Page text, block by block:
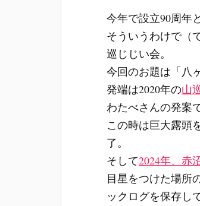
今年で設立90周年
そういうわけで（
巡じじい会。
今回のお題は「八
発端は2020年の山
わたべさんの発案
この時は巨大露頭
了。
そして2024年、赤
目星をつけた場所
ックログを保存し